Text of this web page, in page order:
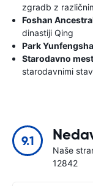
zgradb z
Foshan
dinastiji Qing
Park
Starodavno
starodavnimi
9.1
Naše
12842